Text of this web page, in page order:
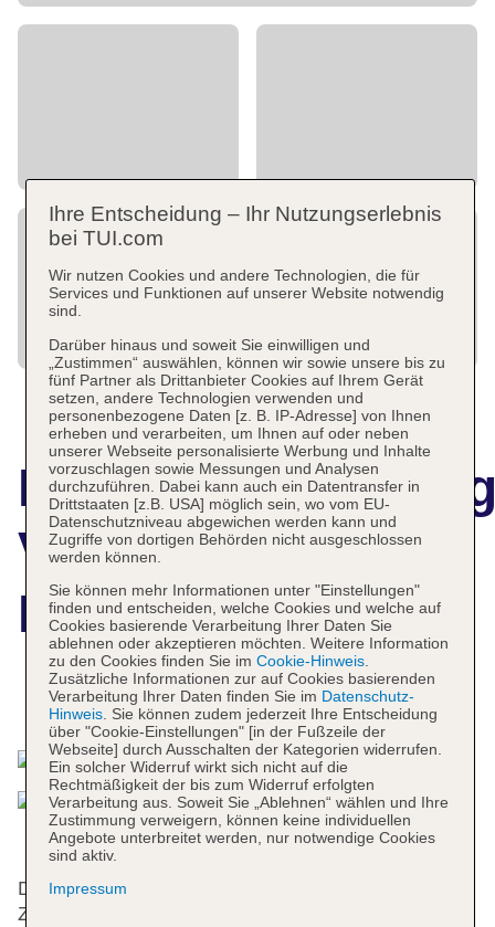
Vesta
International
Das bietet Ihre Unterkunft
Das Hotel mit einem Aufzug verfügt über 83
Zimmer. Englischsprachiges Personal an der rund
Ihre Entscheidung – Ihr Nutzungserlebnis
bei TUI.com
Wir nutzen Cookies und andere Technologien, die für
Services und Funktionen auf unserer Website notwendig
sind.
Darüber hinaus und soweit Sie einwilligen und
„Zustimmen“ auswählen, können wir sowie unsere bis zu
fünf Partner als Drittanbieter Cookies auf Ihrem Gerät
setzen, andere Technologien verwenden und
personenbezogene Daten [z. B. IP-Adresse] von Ihnen
erheben und verarbeiten, um Ihnen auf oder neben
unserer Webseite personalisierte Werbung und Inhalte
vorzuschlagen sowie Messungen und Analysen
durchzuführen. Dabei kann auch ein Datentransfer in
Drittstaaten [z.B. USA] möglich sein, wo vom EU-
Datenschutzniveau abgewichen werden kann und
Zugriffe von dortigen Behörden nicht ausgeschlossen
werden können.
Sie können mehr Informationen unter "Einstellungen"
finden und entscheiden, welche Cookies und welche auf
Cookies basierende Verarbeitung Ihrer Daten Sie
ablehnen oder akzeptieren möchten. Weitere Information
zu den Cookies finden Sie im Cookie-Hinweis.
Zusätzliche Informationen zur auf Cookies basierenden
Verarbeitung Ihrer Daten finden Sie im Datenschutz-
Hinweis. Sie können zudem jederzeit Ihre Entscheidung
über "Cookie-Einstellungen" [in der Fußzeile der
Webseite] durch Ausschalten der Kategorien widerrufen.
Ein solcher Widerruf wirkt sich nicht auf die
Rechtmäßigkeit der bis zum Widerruf erfolgten
Verarbeitung aus. Soweit Sie „Ablehnen“ wählen und Ihre
Zustimmung verweigern, können keine individuellen
Angebote unterbreitet werden, nur notwendige Cookies
sind aktiv.
Impressum